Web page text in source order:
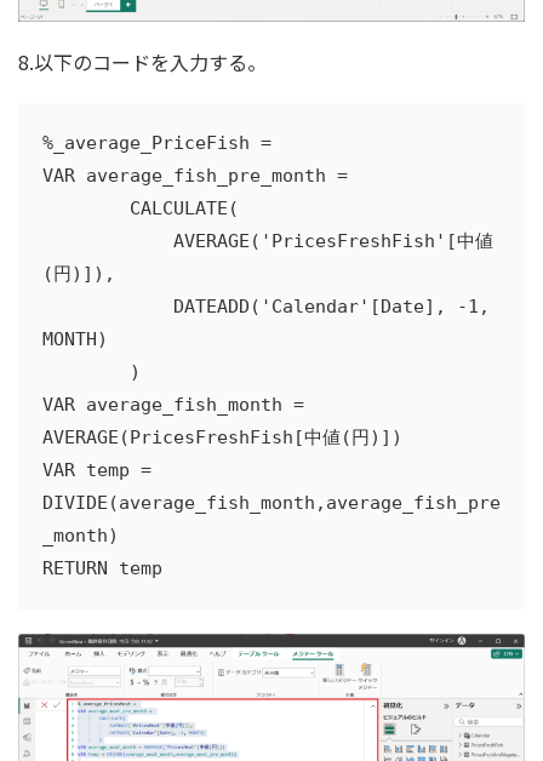
8.以下のコードを入力する。
%_average_PriceFish =
VAR average_fish_pre_month =
CALCULATE(
AVERAGE('PricesFreshFish'[中値
(円)]),
DATEADD('Calendar'[Date], -1,
MONTH)
)
VAR average_fish_month =
AVERAGE(PricesFreshFish[中値(円)])
VAR temp =
DIVIDE(average_fish_month,average_fish_pre
_month)
RETURN temp